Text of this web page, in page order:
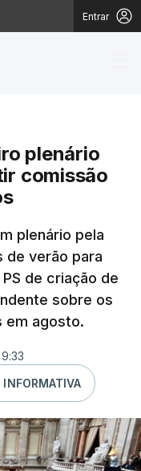
Entrar
plenário
comissão
plenário pela
de verão para
de criação de
sobre os
em agosto.